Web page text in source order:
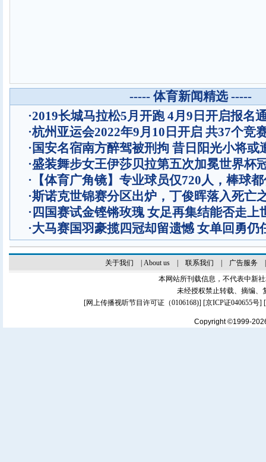
----- 体育新闻精选 -----
·2019长城马拉松5月开跑 4月9日开启报名
·杭州亚运会2022年9月10日开启 共37个竞
· 国安名宿南方醉驾被刑拘 昔日阳光小将或
·盛装舞步女王伊莎贝拉第五次加冕世界杯
· 【体育广角镜】专业球员仅720人，棒球
·斯诺克世锦赛分区出炉，丁俊晖落入死亡
· 四国赛试金铿锵玫瑰 女足再集结能否走上
·大马赛国羽豪揽四冠却留遗憾 女单回勇仍
关于我们 About us| 联系我们 广告服务
本网站所刊载信息，不代表中新
未经授权禁止转载、摘编、
[网上传播视听节目许可证（0106168)] [京ICP证040655号]
Copyright ©1999-